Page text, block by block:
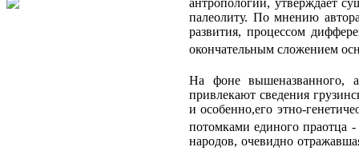
антропологии, утверждает
палеолиту. По мнению
развития, процессом
окончательным сложением
На фоне вышеназванного,
привлекают сведения
и особенно,его этно-
потомками единого праотца -
народов, очевидно